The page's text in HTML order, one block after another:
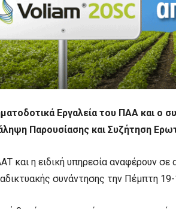
Εργαλεία του ΠΑΑ και ο
Παρουσίασης και Συζήτηση
και η ειδική υπηρεσία αναφέρουν
συνάντησης την Πέμπτη